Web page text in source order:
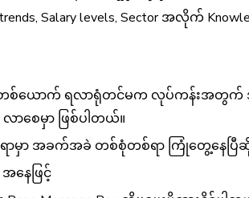
Salary levels, Sector အလိုက်
တစ်ယောက် ရလာရုံတင်မက လုပ်ကန်းအတွက်
စေမှာ ဖြစ်ပါတယ်။
ာမှာ အခက်အခဲ တစ်စုံတစ်ရာ ကြုံတွေ့နေပြီ
နေဖြင့်